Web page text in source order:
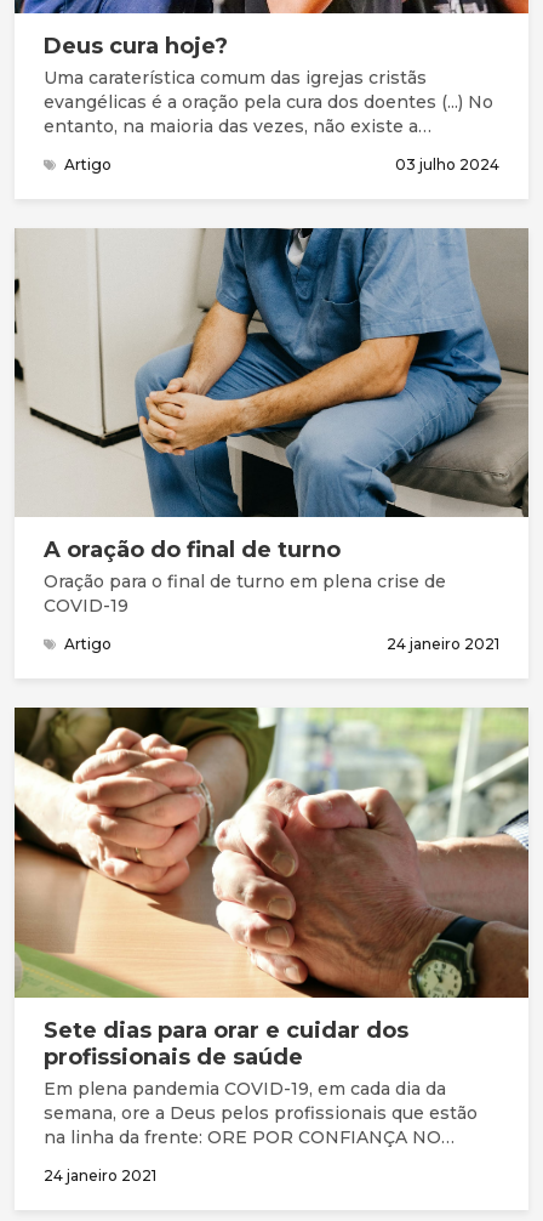
Deus cura hoje?
Uma caraterística comum das igrejas cristãs
evangélicas é a oração pela cura dos doentes (...) No
entanto, na maioria das vezes, não existe a
resposta às orações, curando a enfermidade,
sobretudo nas situações mais graves e debilitantes,
como doenças degenerativas ou oncológicas.
Artigo 03 julho 2024
A oração do final de turno
Oração para o final de turno em plena crise de
COVID-19
Artigo 24 janeiro 2021
Sete dias para orar e cuidar dos
profissionais de saúde
Em plena pandemia COVID-19, em cada dia da
semana, ore a Deus pelos profissionais que estão
na linha da frente: ORE POR CONFIANÇA NO
todos os dias com fé e não com medo. Ore para que
confiem na soberania de Deus, no Seu amor firme e
24 janeiro 2021